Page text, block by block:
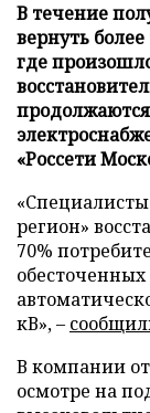
В течение
вернуть
где
«Россети
регион»
70%
кВ», –
В компании
осмотре на